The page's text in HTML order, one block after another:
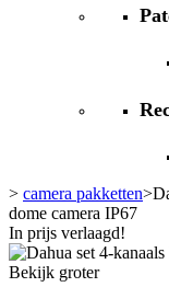
> camera pakketten>
dome camera IP67
In prijs verlaagd!
Bekijk groter